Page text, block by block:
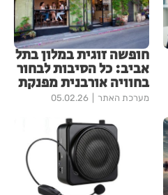
חופשה זוגית במלון בתל
אביב: כל הסיבות לבחור
בחוויה אורבנית מפנקת
מערכת האתר 05.02.26